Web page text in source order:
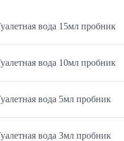
вода 15мл пробник
вода 10мл пробник
вода 5мл пробник
вода 3мл пробник